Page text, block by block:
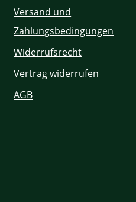
Versand und
Zahlungsbedingungen
Widerrufsrecht
Vertrag widerrufen
AGB